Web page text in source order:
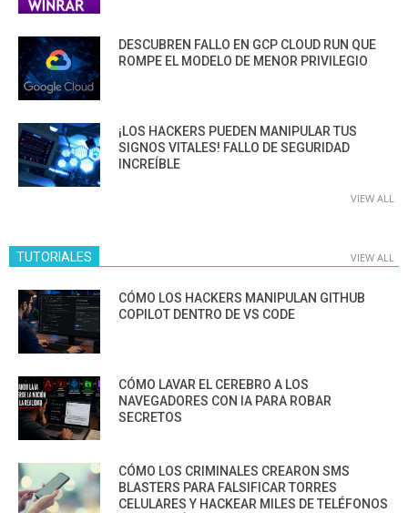
DESCUBREN FALLO EN GCP CLOUD RUN QUE
ROMPE EL MODELO DE MENOR PRIVILEGIO
¡LOS HACKERS PUEDEN MANIPULAR TUS
SIGNOS VITALES! FALLO DE SEGURIDAD
INCREÍBLE
VIEW ALL
TUTORIALES VIEW ALL
CÓMO LOS HACKERS MANIPULAN GITHUB
COPILOT DENTRO DE VS CODE
CÓMO LAVAR EL CEREBRO A LOS
NAVEGADORES CON IA PARA ROBAR
SECRETOS
CÓMO LOS CRIMINALES CREARON SMS
BLASTERS PARA FALSIFICAR TORRES
CELULARES Y HACKEAR MILES DE TELÉFONOS